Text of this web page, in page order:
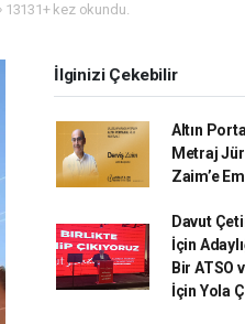
13131+ kez okundu.
İlginizi Çekebilir
Altın
Metraj
Zaim’e
Davut
İçin
Bir ATSO
İçin Yola